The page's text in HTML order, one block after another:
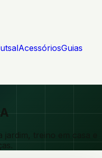
AcessóriosGuias
treino em casa e